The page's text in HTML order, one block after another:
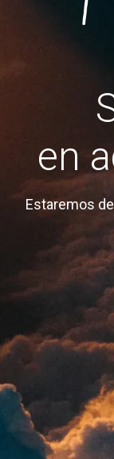
en
Estaremos